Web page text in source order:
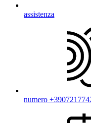
assistenza
numero